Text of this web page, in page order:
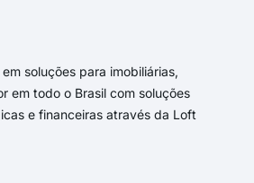
soluções para imobiliárias,
em todo o Brasil com soluções
e financeiras através da Loft